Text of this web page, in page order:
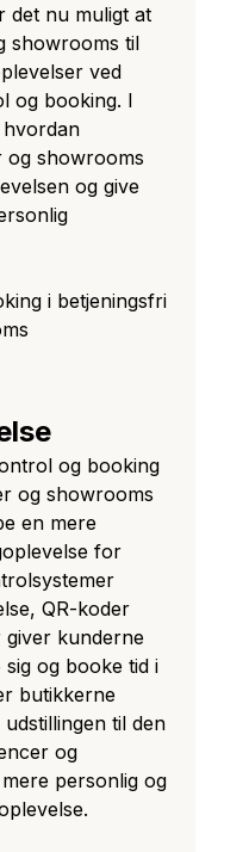
det nu muligt at
showrooms til
ved
og booking. I
hvordan
og showrooms
og give
i betjeningsfri
og booking
og showrooms
en mere
for
QR-koder
giver kunderne
og booke tid i
butikkerne
til den
og
personlig og